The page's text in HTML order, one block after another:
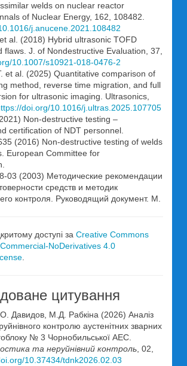
welds on nuclear reactor
of Nuclear Energy, 162, 108482.
j.anucene.2021.108482
al. (2018) Hybrid ultrasonic TOFD
flaws. J. of Nondestructive Evaluation, 37,
10.1007/s10921-018-0476-2
et al. (2025) Quantitative comparison of
method, reverse time migration, and full
for ultrasonic imaging. Ultrasonics,
doi.org/10.1016/j.ultras.2025.107705
Non-destructive testing –
certification of NDT personnel.
(2016) Non-destructive testing of welds
European Committee for
03 (2003) Методические рекомендации
средств и методик
контроля. Руководящий документ. М.
доступі за Creative Commons
NoDerivatives 4.0
.
цитування
Давидов, М.Д. Рабкіна (2026) Аналіз
контролю аустенітних зварних
№ 3 Чорнобильської АЕС.
та неруйнівний контроль, 02,
10.37434/tdnk2026.02.03